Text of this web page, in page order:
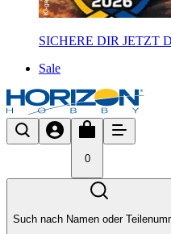
SICHERE DIR JETZT
Sale
0
Such nach Namen oder